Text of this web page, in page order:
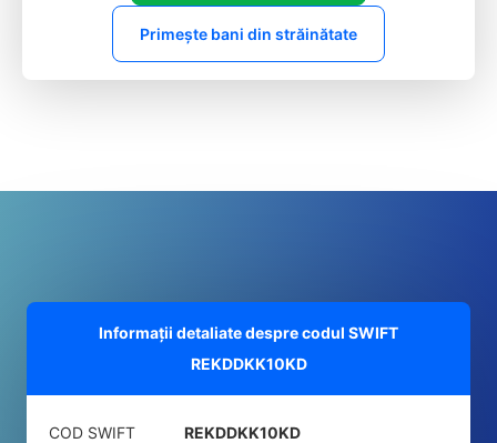
Primește bani din străinătate
Informații detaliate despre codul SWIFT
REKDDKK10KD
COD SWIFT REKDDKK10KD